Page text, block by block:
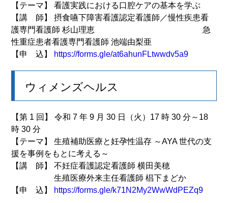
【テーマ】 看護実践における口腔ケアの基本を学ぶ
【講 師】 摂食嚥下障害看護認定看護師／慢性疾患看
護専門看護師 杉山理恵 急
性重症患者看護専門看護師 池端由梨亜
【申 込】 https://forms.gle/at6ahunFLtwwdv5a9
ウィメンズヘルス
【第 1 回】 令和 7 年 9 月 30 日（火）17 時 30 分～18
時 30 分
【テーマ】 生殖補助医療と妊孕性温存 ～AYA 世代の支
援を事例をもとに考える～
【講 師】 不妊症看護認定看護師 横田美穂
生殖医療外来主任看護師 椙下まどか
【申 込】 https://forms.gle/k71N2My2WwWdPEZq9